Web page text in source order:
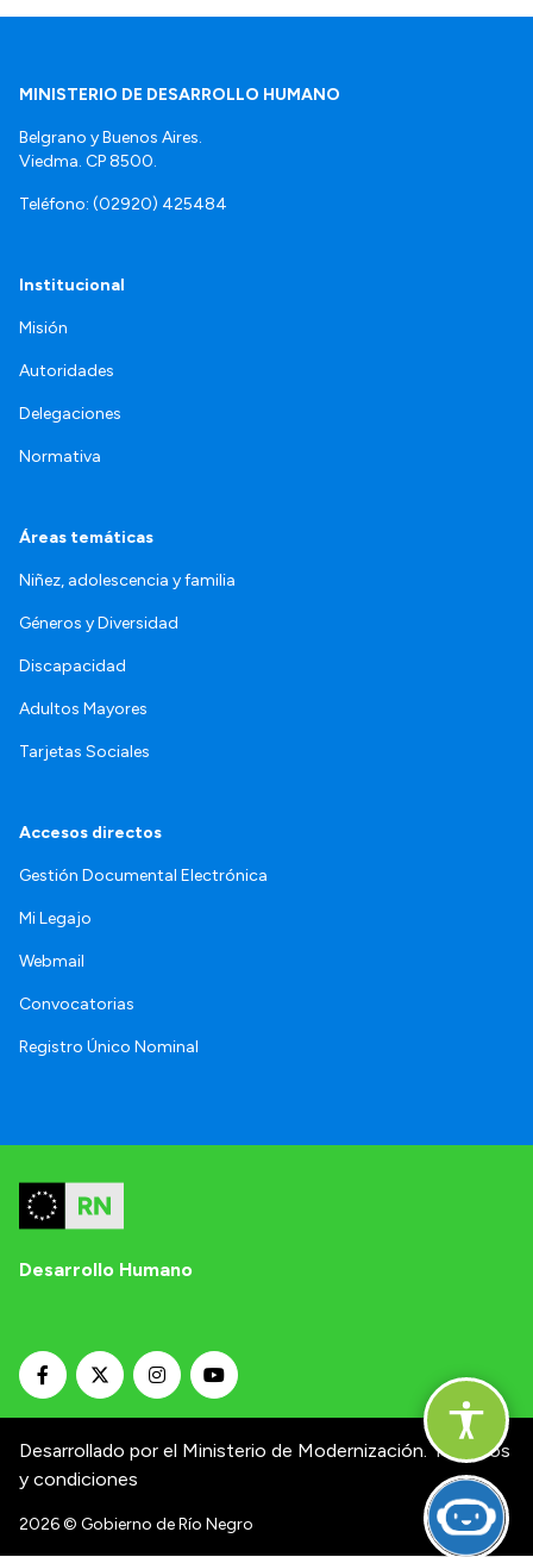
MINISTERIO DE DESARROLLO HUMANO
Belgrano y Buenos Aires.
Viedma. CP 8500.
Teléfono: (02920) 425484
Institucional
Misión
Autoridades
Delegaciones
Normativa
Áreas temáticas
Niñez, adolescencia y familia
Géneros y Diversidad
Discapacidad
Adultos Mayores
Tarjetas Sociales
Accesos directos
Gestión Documental Electrónica
Mi Legajo
Webmail
Convocatorias
Registro Único Nominal
Desarrollo Humano
Desarrollado por el Ministerio de Modernización. Términos
y condiciones
2026© Gobierno de Río Negro